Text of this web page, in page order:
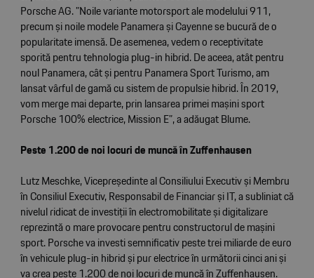
Porsche AG. ”Noile variante motorsport ale modelului 911,
precum și noile modele Panamera și Cayenne se bucură de o
popularitate imensă. De asemenea, vedem o receptivitate
sporită pentru tehnologia plug-in hibrid. De aceea, atât pentru
noul Panamera, cât și pentru Panamera Sport Turismo, am
lansat vârful de gamă cu sistem de propulsie hibrid. În 2019,
vom merge mai departe, prin lansarea primei mașini sport
Porsche 100% electrice, Mission E”, a adăugat Blume.
Peste 1.200 de noi locuri de muncă în Zuffenhausen
Lutz Meschke, Vicepreședinte al Consiliului Executiv și Membru
în Consiliul Executiv, Responsabil de Financiar și IT, a subliniat că
nivelul ridicat de investiții în electromobilitate și digitalizare
reprezintă o mare provocare pentru constructorul de mașini
sport. Porsche va investi semnificativ peste trei miliarde de euro
în vehicule plug-in hibrid și pur electrice în următorii cinci ani și
va crea peste 1.200 de noi locuri de muncă în Zuffenhausen.